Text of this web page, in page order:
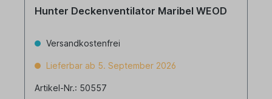
Hunter Deckenventilator Maribel WEOD
Versandkostenfrei
Lieferbar ab 5. September 2026
Artikel-Nr.: 50557